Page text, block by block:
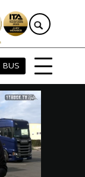
BUS